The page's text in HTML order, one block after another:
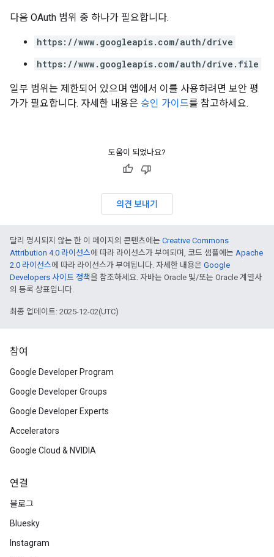
다음 OAuth 범위 중 하나가 필요합니다.
https://www.googleapis.com/auth/drive
https://www.googleapis.com/auth/drive.file
일부 범위는 제한되어 있으며 앱에서 이를 사용하려면 보안 평
가가 필요합니다. 자세한 내용은 승인 가이드를 참고하세요.
도움이 되었나요?
의견 보내기
달리 명시되지 않는 한 이 페이지의 콘텐츠에는 Creative Commons
Attribution 4.0 라이선스에 따라 라이선스가 부여되며, 코드 샘플에는 Apache
2.0 라이선스에 따라 라이선스가 부여됩니다. 자세한 내용은 Google
Developers 사이트 정책을 참조하세요. 자바는 Oracle 및/또는 Oracle 계열사
의 등록 상표입니다.
최종 업데이트: 2025-12-02(UTC)
참여
Google Developer Program
Google Developer Groups
Google Developer Experts
Accelerators
Google Cloud & NVIDIA
연결
블로그
Bluesky
Instagram